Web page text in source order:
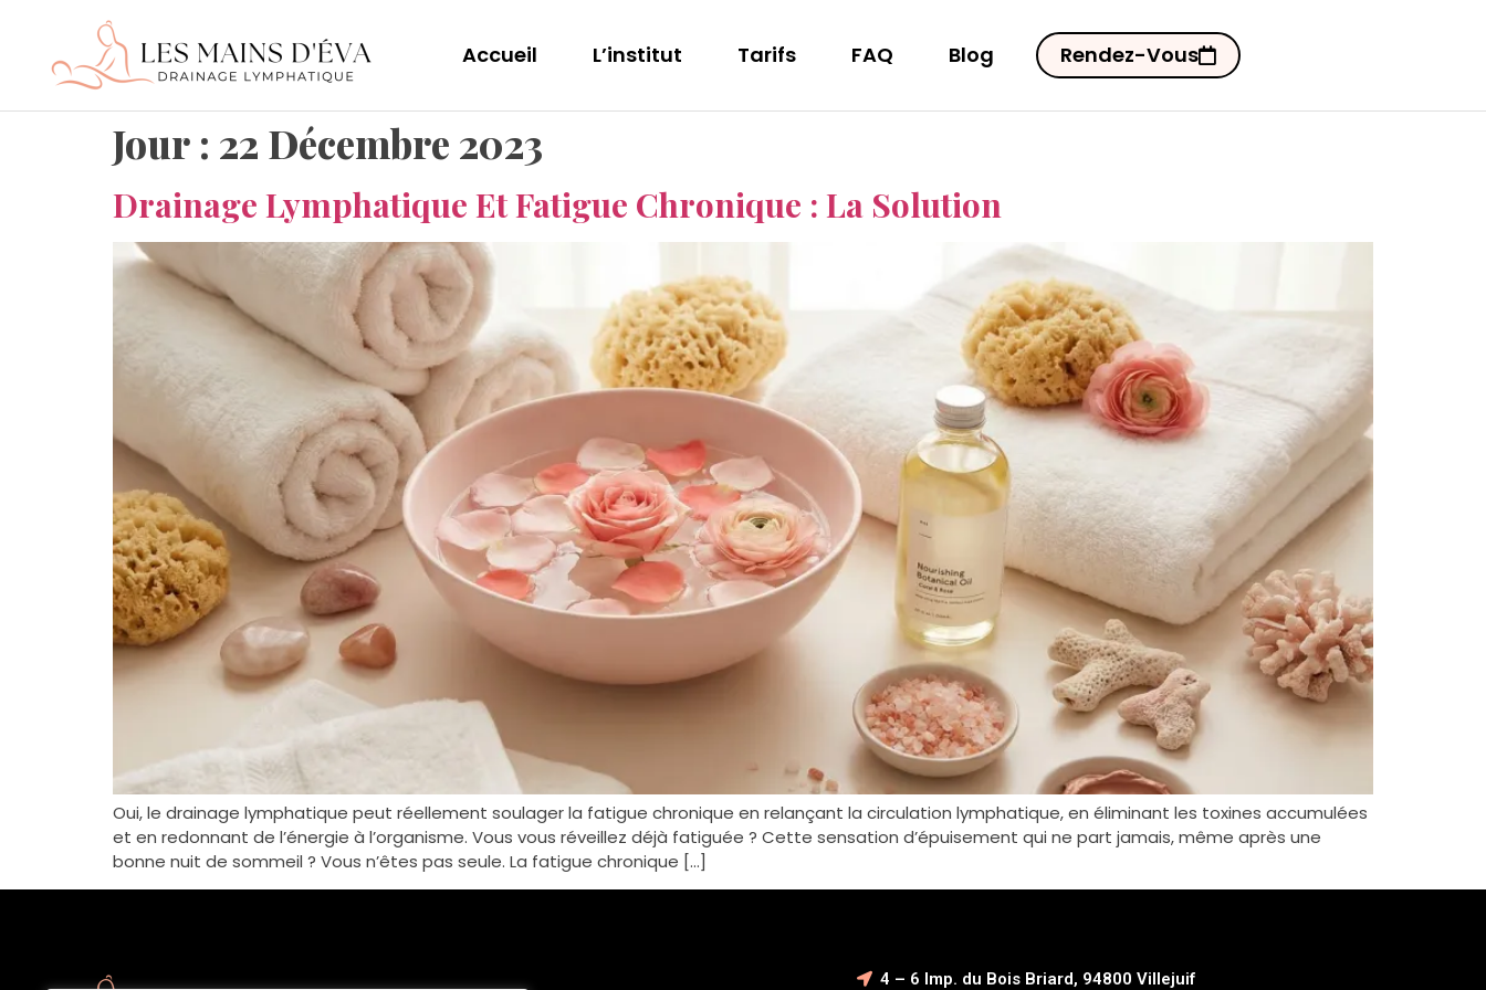
Accueil L’institut Tarifs FAQ Blog Rendez-Vous
Jour : 22 Décembre 2023
Drainage Lymphatique Et Fatigue Chronique : La Solution
Oui, le drainage lymphatique peut réellement soulager la fatigue chronique en relançant la circulation lymphatique, en éliminant les toxines accumulées
et en redonnant de l’énergie à l’organisme. Vous vous réveillez déjà fatiguée ? Cette sensation d’épuisement qui ne part jamais, même après une
bonne nuit de sommeil ? Vous n’êtes pas seule. La fatigue chronique […]
4 – 6 Imp. du Bois Briard, 94800 Villejuif